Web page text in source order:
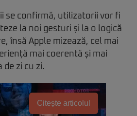
se confirmă, utilizatorii vor fi
la noi gesturi și la o logică
însă Apple mizează, cel mai
mai coerentă și mai
de zi cu zi.
Citește articolul